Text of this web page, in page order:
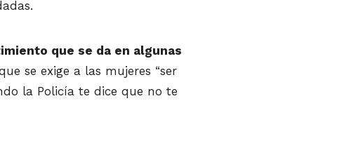
que se da en algunas
se exige a las mujeres “ser
la Policía te dice que no te